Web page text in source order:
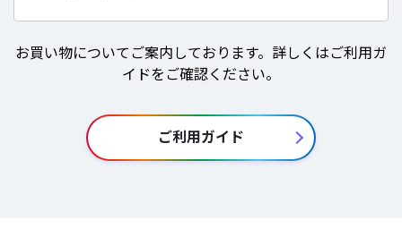
お買い物についてご案内しております。詳しくはご利用ガ
イドをご確認ください。
ご利用ガイド